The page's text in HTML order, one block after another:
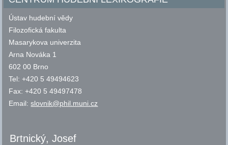
Ústav hudební vědy
Filozofická fakulta
Masarykova univerzita
Arna Nováka 1
602 00 Brno
Tel: +420 5 49494623
Fax: +420 5 49497478
Email:slovnik@phil.muni.cz
Brtnický, Josef